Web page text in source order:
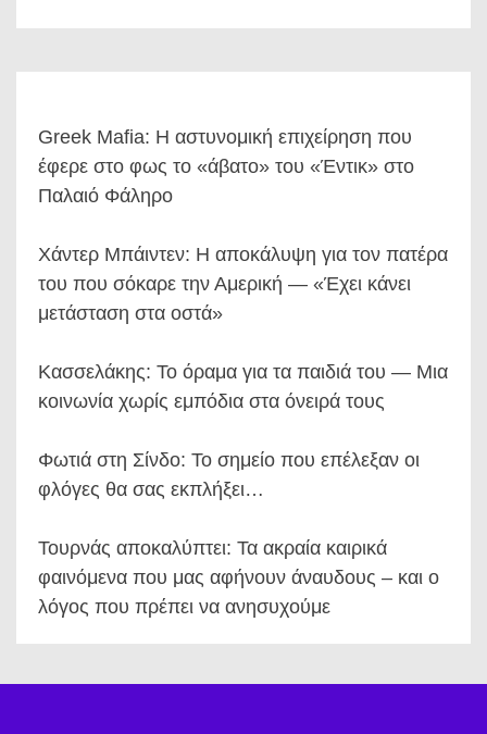
Greek Mafia: Η αστυνομική επιχείρηση που
έφερε στο φως το «άβατο» του «Έντικ» στο
Παλαιό Φάληρο
Χάντερ Μπάιντεν: Η αποκάλυψη για τον πατέρα
του που σόκαρε την Αμερική — «Έχει κάνει
μετάσταση στα οστά»
Κασσελάκης: Το όραμα για τα παιδιά του — Μια
κοινωνία χωρίς εμπόδια στα όνειρά τους
Φωτιά στη Σίνδο: Το σημείο που επέλεξαν οι
φλόγες θα σας εκπλήξει…
Τουρνάς αποκαλύπτει: Τα ακραία καιρικά
φαινόμενα που μας αφήνουν άναυδους – και ο
λόγος που πρέπει να ανησυχούμε